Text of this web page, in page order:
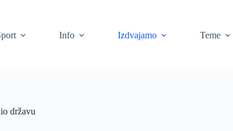
Info Izdvajamo Teme
državu